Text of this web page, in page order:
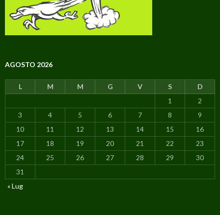
AGOSTO 2026
L M M G V S
D
1
2
3
4 5 6 7 8
9
10
11 12 13 14 15
16
17
18 19 20 21 22
23
24
25 26 27 28 29
30
31
« Lug